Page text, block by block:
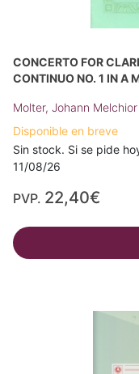
CONCERTO FOR
CONTINUO NO. 1 IN A
Molter, Johann Melchior
Disponible en breve
Sin stock. Si se pide
11/08/26
PVP. 22,40€